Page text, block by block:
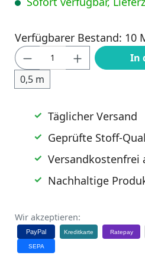
Verfügbarer Bestand: 10
Produkt Anzahl: Gib
0,5 m
In
Täglicher Versand
Geprüfte Stoff-
Versandkostenfrei
Nachhaltige
Wir akzeptieren:
PayPal Kreditkarte Ratepay
SEPA